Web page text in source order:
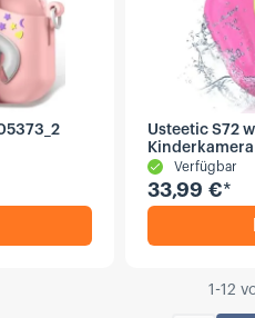
Kinderkamera 05373_2
Usteetic S72
Kinderkamera
Verfügbar
33,99 €*
1 -12